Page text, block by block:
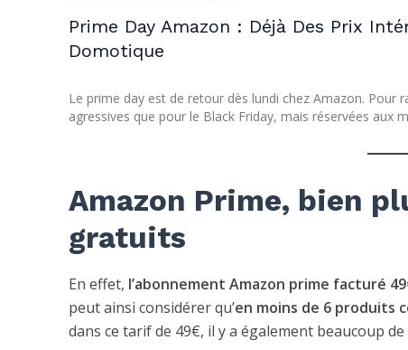
Prime Day Amazon : Déjà Des Prix
Domotique
Le prime day est de retour dès lundi chez Amazon. Pour
agressives que pour le Black Friday, mais réservées aux
Amazon Prime, bien
gratuits
En effet, l’abonnement Amazon prime facturé
peut ainsi considérer qu’en moins de 6 produits
dans ce tarif de 49€, il y a également beaucoup